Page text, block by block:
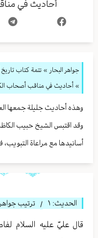
أحاديث في
جواهر البحار » تتمة كتاب
» أحاديث في مناقب أصحاب
وهذه أحاديث جليلة جمعها
وقد اقتبس الشيخ حبيب
أسانيدها مع مراعاة
الحديث: ١ / ترتيب جواهر
قال عليّ عليه السلام